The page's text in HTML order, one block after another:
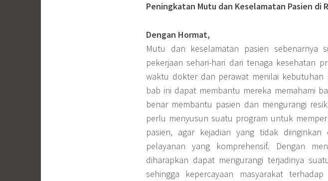
Peningkatan Mutu dan Keselamatan Pasien di
Dengan Hormat,
Mutu dan keselamatan pasien sebenarnya
pekerjaan sehari-hari dari tenaga kesehatan
waktu dokter dan perawat menilai kebutuhan
bab ini dapat membantu mereka memahami
benar membantu pasien dan mengurangi
perlu menyusun suatu program untuk
pasien, agar kejadian yang tidak
pelayanan yang komprehensif. Dengan
diharapkan dapat mengurangi terjadinya
sehingga kepercayaan masyarakat